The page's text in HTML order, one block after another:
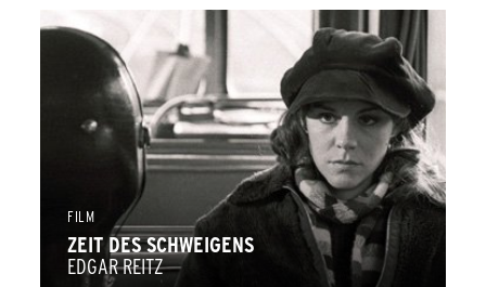
FILM
ZEIT DES SCHWEIGENS
EDGAR REITZ